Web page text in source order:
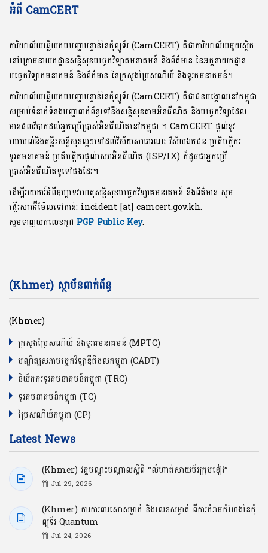
អំពី CamCERT
ការិយាល័យឆ្លើយតបបញ្ហាបន្ទាន់នៃកុំព្យូទ័រ (CamCERT) គឺជាការិយាល័យមួយស្ថិត
នៅក្រោមនាយកដ្ឋានសន្តិសុខបច្ចេកវិទ្យាគមនាគមន៍ និងព័ត៌មាន នៃអគ្គនាយកដ្ឋាន
បច្ចេកវិទ្យាគមនាគមន៍ និងព័ត៌មាន នៃក្រសួងប្រៃសណីយ៍ និងទូរគមនាគមន៍។
ការិយាល័យឆ្លើយតបបញ្ហាបន្ទាន់នៃកុំព្យូទ័រ (CamCERT) គឺជាជនបង្គោលនៅកម្ពុជា
សម្រាប់ទំនាក់ទំនងបញ្ហាពាក់ព័ន្ធទៅនឹងសន្តិសុខតាមអ៊ិនធឺណិត និងបច្ចេកវិទ្យាដែល
មានផលវិបាកដល់អ្នកប្រើប្រាស់អ៊ិនធឺណិតនៅកម្ពុជា ។ CamCERT ផ្តល់នូវ
យោបល់និងគន្លឹះសន្តិសុខល្អៗទៅដល់វិស័យសាធារណៈ វិស័យឯកជន ប្រតិបត្តិករ
ទូរគមនាគមន៍ ប្រតិបត្តិករផ្តល់សេវាអ៊ិនធឺណិត (ISP/IX) ក៏ដូចជាអ្នកប្រើ
ប្រាស់អ៊ិនធឺណិតទូទៅផងដែរ។
ដើម្បីរាយការ៍អំពីឧប្បទេវហេតុសន្តិសុខបច្ចេកវិទ្យាគមនាគមន៍ និងព័ត៌មាន សូម
ផ្ញើរសារអ៊ីម៉ែលទៅកាន់: incident [at] camcert.gov.kh.
សូមទាញយកលេខកូដ PGP Public Key.
(Khmer) ស្ថាប័នពាក់ព័ន្ធ
(Khmer)
ក្រសួងប្រៃសណីយ៍ និងទូរគមនាគមន៍ (MPTC)
បណ្ឌិត្យសភាបច្ចេកវិទ្យាឌីជីថលកម្ពុជា (CADT)
និយ័តករទូរគមនាគមន៍កម្ពុជា (TRC)
ទូរគមនាគមន៍កម្ពុជា (TC)
ប្រៃសណីយ៍កម្ពុជា (CP)
Latest News
(Khmer) វគ្គបណ្ដុះបណ្ដាលស្ដីពី “លំហាត់សាយប័រក្រុមខៀវ”
Jul 29, 2026
(Khmer) ការការពារសោសម្ងាត់ និងលេខសម្ងាត់ ពីការគំរាមកំហែងនៃកុំ
ព្យូទ័រ Quantum
Jul 24, 2026